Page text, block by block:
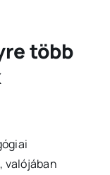
több
valójában